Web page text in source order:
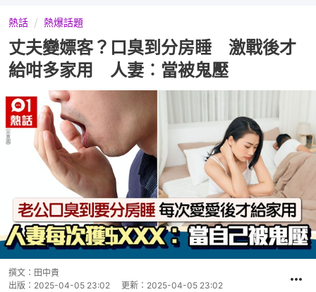
熱話 熱爆話題
丈夫變嫖客？口臭到分房睡 激戰後才
給咁多家用 人妻︰當被鬼壓
撰文： 田中貴
出版： 2025-04-05 23:02 更新： 2025-04-05 23:02